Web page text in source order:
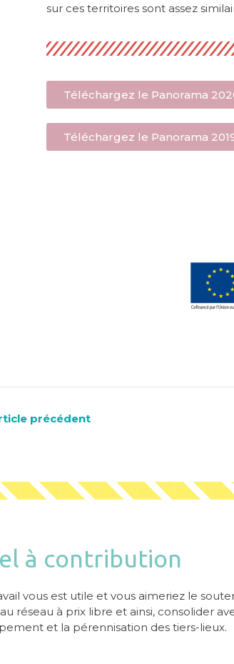
sur ces territoires sont assez
Téléchargez le Panorama
Téléchargez le Panorama
précédent
à contribution
vous est utile et vous aimeriez le
réseau à prix libre et ainsi, consolider
et la pérennisation des tiers-lieux.